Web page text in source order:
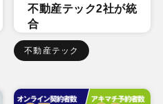
不動産テック2社が統
合
不動産テック